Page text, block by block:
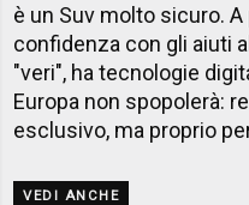
è un Suv molto sicuro.
confidenza con gli aiuti
"veri", ha tecnologie
Europa non spopolerà:
esclusivo, ma proprio
VEDI ANCHE